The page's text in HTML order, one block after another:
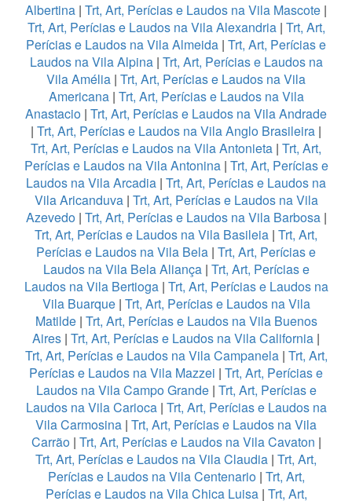
Albertina | Trt, Art, Perícias e Laudos na Vila Mascote |
Trt, Art, Perícias e Laudos na Vila Alexandria| Trt, Art,
Perícias e Laudos na Vila Almeida | Trt, Art, Perícias e
Laudos na Vila Alpina | Trt, Art, Perícias e Laudos na
Vila Amélia | Trt, Art, Perícias e Laudos na Vila
Americana| Trt, Art, Perícias e Laudos na Vila
Anastacio | Trt, Art, Perícias e Laudos na Vila Andrade
| Trt, Art, Perícias e Laudos na Vila Anglo Brasileira |
Trt, Art, Perícias e Laudos na Vila Antonieta | Trt, Art,
Perícias e Laudos na Vila Antonina| Trt, Art, Perícias e
Laudos na Vila Arcadia | Trt, Art, Perícias e Laudos na
Vila Aricanduva| Trt, Art, Perícias e Laudos na Vila
Azevedo| Trt, Art, Perícias e Laudos na Vila Barbosa|
Trt, Art, Perícias e Laudos na Vila Basileia | Trt, Art,
Perícias e Laudos na Vila Bela | Trt, Art, Perícias e
Laudos na Vila Bela Aliança| Trt, Art, Perícias e
Laudos na Vila Bertioga| Trt, Art, Perícias e Laudos na
Vila Buarque| Trt, Art, Perícias e Laudos na Vila
Matilde| Trt, Art, Perícias e Laudos na Vila Buenos
Aires | Trt, Art, Perícias e Laudos na Vila California |
Trt, Art, Perícias e Laudos na Vila Campanela| Trt, Art,
Perícias e Laudos na Vila Mazzei | Trt, Art, Perícias e
Laudos na Vila Campo Grande| Trt, Art, Perícias e
Laudos na Vila Carioca| Trt, Art, Perícias e Laudos na
Vila Carmosina | Trt, Art, Perícias e Laudos na Vila
Carrão| Trt, Art, Perícias e Laudos na Vila Cavaton |
Trt, Art, Perícias e Laudos na Vila Claudia | Trt, Art,
Perícias e Laudos na Vila Centenario| Trt, Art,
Perícias e Laudos na Vila Chica Luisa | Trt, Art,